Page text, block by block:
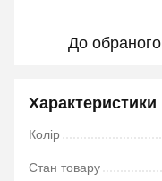
До обраного
Характеристики
Колір
Стан товару